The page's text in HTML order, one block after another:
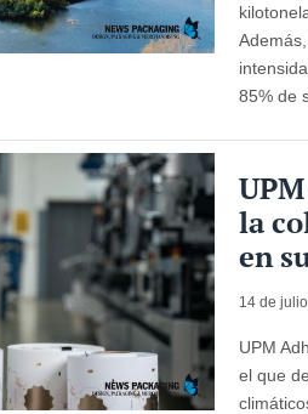
85% de
la
en
14 de
UPM
el que